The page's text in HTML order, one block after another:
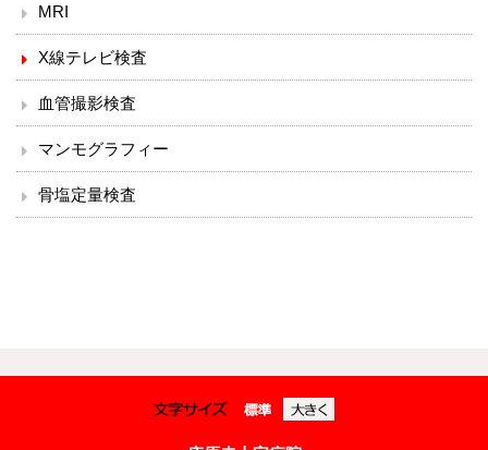
麻酔科
地域連携・相談
入退院支援センター
赤十字講習・講演会等のお知らせ
MRI
X線テレビ検査
血管撮影検査
マンモグラフィー
骨塩定量検査